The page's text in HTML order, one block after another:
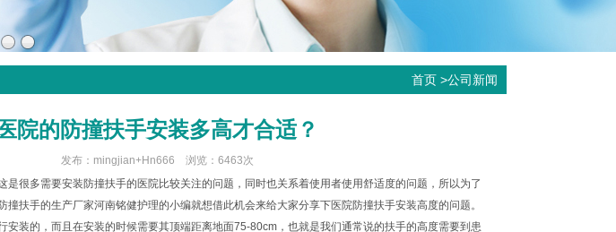
首页 >公司新闻
医院的防撞扶手安装多高才合适？
发布：mingjian+Hn666 浏览：6463次
是很多需要安装防撞扶手的医院比较关注的问题，同时也关系着使用者使用舒适度的问题，所以为了
撞扶手的生产厂家河南铭健护理的小编就想借此机会来给大家分享下医院防撞扶手安装高度的问题。
装的，而且在安装的时候需要其顶端距离地面75-80cm，也就是我们通常说的扶手的高度需要到患